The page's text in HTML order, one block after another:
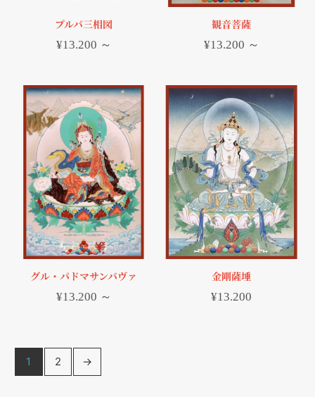
プルパ三相図
¥13.200 ～
観音菩薩
¥13.200 ～
グル・パドマサンバヴァ
¥13.200 ～
金剛薩埵
¥13.200
1 2 →